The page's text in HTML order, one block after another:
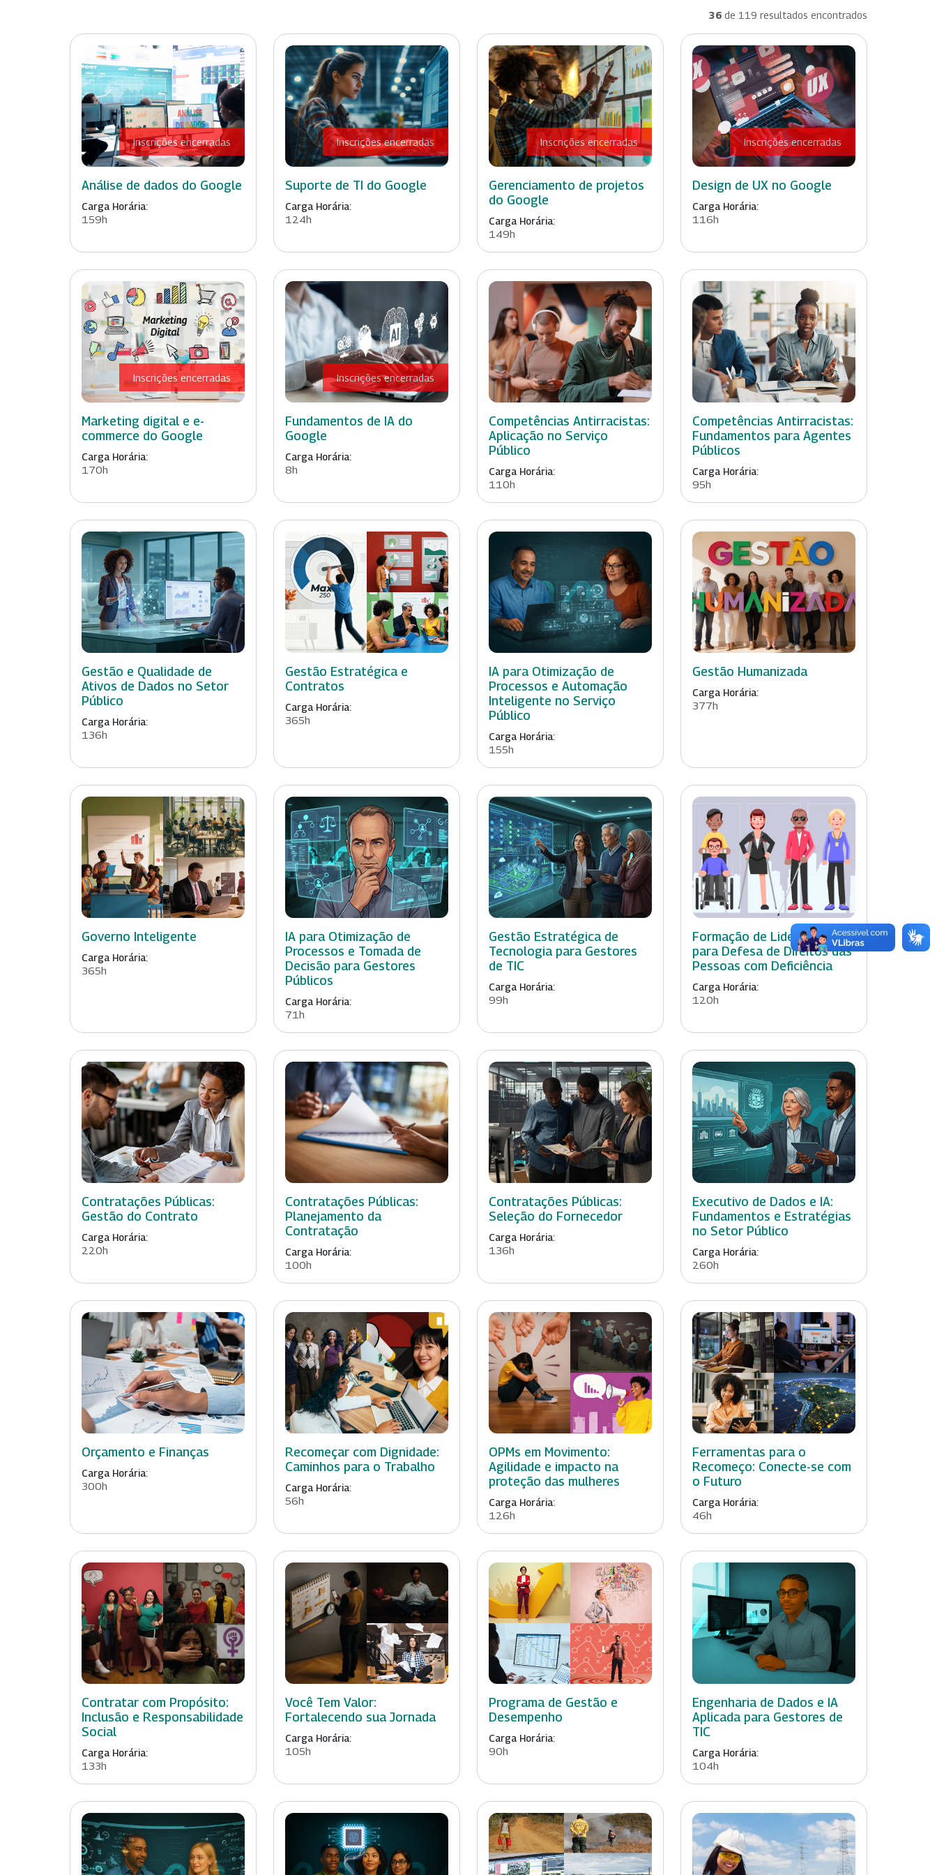
36 de 119 resultados encontrados
Inscrições encerradas
Análise de dados do Google
Carga Horária:
159h
Inscrições encerradas
Suporte de TI do Google
Carga Horária:
124h
Inscrições encerradas
Gerenciamento de projetos
do Google
Carga Horária:
149h
Inscrições encerradas
Design de UX no Google
Carga Horária:
116h
Inscrições encerradas
Marketing digital e e-
commerce do Google
Carga Horária:
170h
Inscrições encerradas
Fundamentos de IA do
Google
Carga Horária:
8h
Competências Antirracistas:
Aplicação no Serviço
Público
Carga Horária:
110h
Competências Antirracistas:
Fundamentos para Agentes
Públicos
Carga Horária:
95h
Gestão e Qualidade de
Ativos de Dados no Setor
Público
Carga Horária:
136h
Gestão Estratégica e
Contratos
Carga Horária:
365h
IA para Otimização de
Processos e Automação
Inteligente no Serviço
Público
Carga Horária:
155h
Gestão Humanizada
Carga Horária:
377h
Governo Inteligente
Carga Horária:
365h
IA para Otimização de
Processos e Tomada de
Decisão para Gestores
Públicos
Carga Horária:
71h
Gestão Estratégica de
Tecnologia para Gestores
de TIC
Carga Horária:
99h
Formação de Lideranças
para Defesa de Direitos das
Pessoas com Deficiência
Carga Horária:
120h
Contratações Públicas:
Gestão do Contrato
Carga Horária:
220h
Contratações Públicas:
Planejamento da
Contratação
Carga Horária:
100h
Contratações Públicas:
Seleção do Fornecedor
Carga Horária:
136h
Executivo de Dados e IA:
Fundamentos e Estratégias
no Setor Público
Carga Horária:
260h
Orçamento e Finanças
Carga Horária:
300h
Recomeçar com Dignidade:
Caminhos para o Trabalho
Carga Horária:
56h
OPMs em Movimento:
Agilidade e impacto na
proteção das mulheres
Carga Horária:
126h
Ferramentas para o
Recomeço: Conecte-se com
o Futuro
Carga Horária:
46h
Contratar com Propósito:
Inclusão e Responsabilidade
Social
Carga Horária:
133h
Você Tem Valor:
Fortalecendo sua Jornada
Carga Horária:
105h
Programa de Gestão e
Desempenho
Carga Horária:
90h
Engenharia de Dados e IA
Aplicada para Gestores de
TIC
Carga Horária:
104h